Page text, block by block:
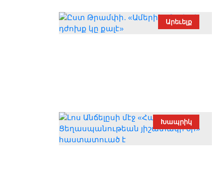
Արեւելք
Խապրիկ